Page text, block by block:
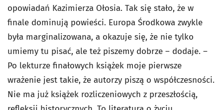
opowiadań Kazimierza Ołosia. Tak się stało, że w
finale dominują powieści. Europa Środkowa zwykle
była marginalizowana, a okazuje się, że nie tylko
umiemy tu pisać, ale też piszemy dobrze – dodaje. –
Po lekturze finałowych książek moje pierwsze
wrażenie jest takie, że autorzy piszą o współczesności.
Nie ma już książek rozliczeniowych z przeszłością,